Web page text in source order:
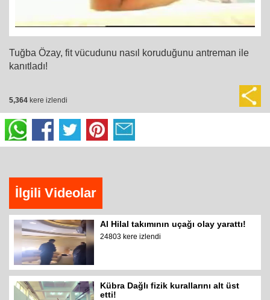
Tuğba Özay, fit vücudunu nasıl koruduğunu antreman ile
kanıtladı!
5,364 kere izlendi
İlgili Videolar
Al Hilal takımının uçağı olay yarattı!
24803 kere izlendi
Kübra Dağlı fizik kurallarını alt üst
etti!